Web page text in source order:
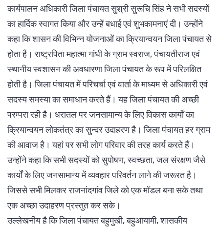
कार्यपालन अधिकारी जिला पंचायत सुश्री सुरूचि सिंह ने सभी सदस्यों
का हार्दिक स्वागत किया और उन्हें बधाई एवं शुभकामनाएं दी। उन्होंने
कहा कि शासन की विभिन्न योजनाओं का क्रियान्वयन जिला पंचायत से
होता है। राष्ट्रपिता महात्मा गांधी के ग्राम स्वराज, पंचायतीराज एवं
स्थानीय स्वशासन की अवधारणा जिला पंचायत के रूप में परिलक्षित
होती है। जिला पंचायत में परिचर्चा एवं वार्ता के माध्यम से अधिकारी एवं
सदस्य समस्या का समाधान करते हैं। यह जिला पंचायत की अच्छी
परम्परा रही है। धरातल पर जनसामान्य के लिए विकास कार्यों का
क्रियान्वयन लोकतंत्र का सुन्दर उदाहरण है। जिला पंचायत हर ग्राम
की आवाज है। यहां पर सभी लोग परिवार की तरह कार्य करते हैं।
उन्होंने कहा कि सभी सदस्यों को सुपोषण, स्वच्छता, जल संरक्षण जैसे
कार्यों के लिए जनसामान्य में व्यवहार परिवर्तन लाने की जरूरत है।
जिससे सभी मिलकर राजनांदगांव जिले को एक मॉडल बना सके तथा
एक अच्छा उदाहरण प्रस्तुत कर सके।
उल्लेखनीय है कि जिला पंचायत बहुमुखी, बहुआयामी, शासकीय